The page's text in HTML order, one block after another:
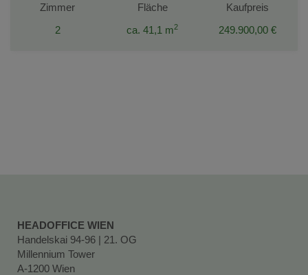
Zimmer
2
Fläche
ca. 41,1 m2
Kaufpreis
249.900,00 €
HEADOFFICE WIEN
Handelskai 94-96 | 21. OG
Millennium Tower
A-1200 Wien